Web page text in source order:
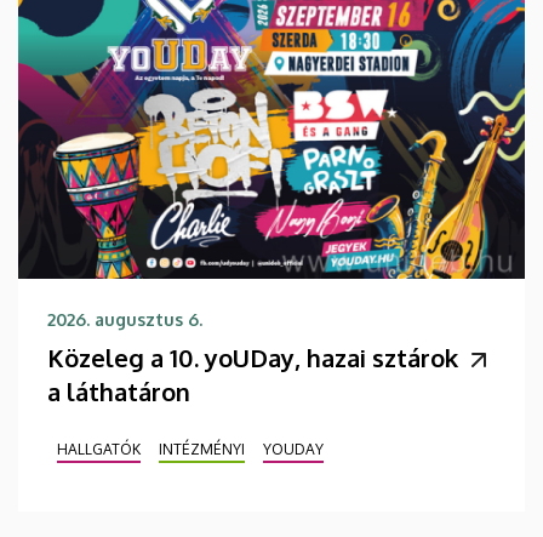
2026. augusztus 6.
Közeleg a 10. yoUDay, hazai sztárok
a láthatáron
HALLGATÓK INTÉZMÉNYI YOUDAY